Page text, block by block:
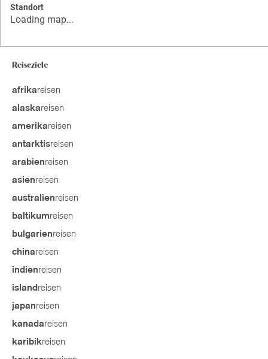
Standort
Loading map...
Reiseziele
afrikareisen
alaskareisen
amerikareisen
antarktisreisen
arabienreisen
asienreisen
australienreisen
baltikumreisen
bulgarienreisen
chinareisen
indienreisen
island reisen
japanreisen
kanadareisen
karibikreisen